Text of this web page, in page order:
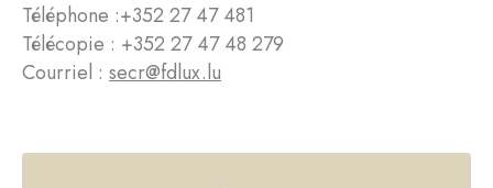
Téléphone :+352 27 47 481
Télécopie : +352 27 47 48 279
Courriel : secr@fdlux.lu